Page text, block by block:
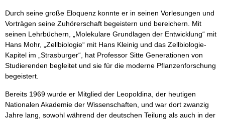
Durch seine große Eloquenz konnte er in seinen Vorlesungen und
Vorträgen seine Zuhörerschaft begeistern und bereichern. Mit
seinen Lehrbüchern, „Molekulare Grundlagen der Entwicklung“ mit
Hans Mohr, „Zellbiologie“ mit Hans Kleinig und das Zellbiologie-
Kapitel im „Strasburger“, hat Professor Sitte Generationen von
Studierenden begleitet und sie für die moderne Pflanzenforschung
begeistert.
Bereits 1969 wurde er Mitglied der Leopoldina, der heutigen
Nationalen Akademie der Wissenschaften, und war dort zwanzig
Jahre lang, sowohl während der deutschen Teilung als auch in der